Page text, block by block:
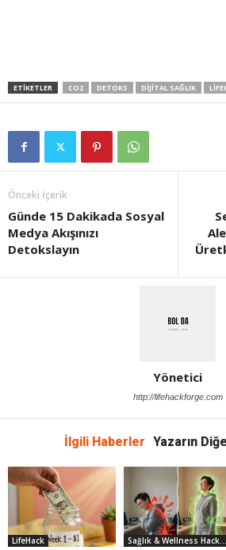
ETIKETLER CO2 DETOKS DIJITAL SAĞLIK
Önceki İçerik
Günde 15 Dakikada Sosyal
Medya Akışınızı
Detokslayın
Yönetici
http://lifehackforge.com
İlgili Haberler Yazarın
LifeHack Sağlık & Wellness Hack'leri